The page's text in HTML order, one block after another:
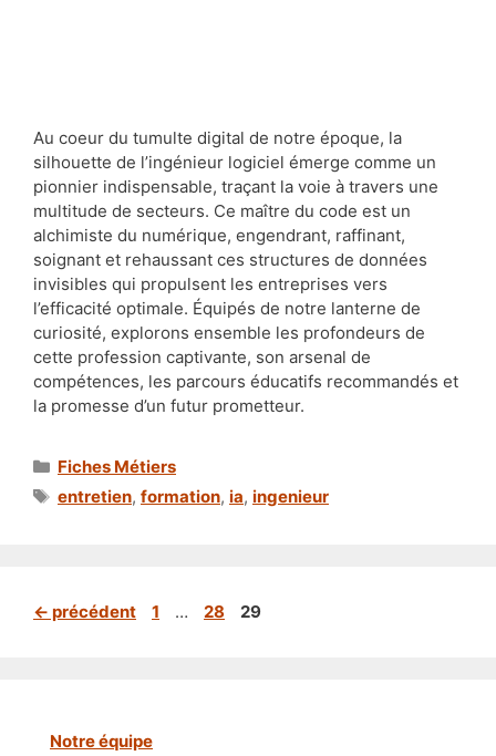
Au coeur du tumulte digital de notre époque, la
silhouette de l’ingénieur logiciel émerge comme un
pionnier indispensable, traçant la voie à travers une
multitude de secteurs. Ce maître du code est un
alchimiste du numérique, engendrant, raffinant,
soignant et rehaussant ces structures de données
invisibles qui propulsent les entreprises vers
l’efficacité optimale. Équipés de notre lanterne de
curiosité, explorons ensemble les profondeurs de
cette profession captivante, son arsenal de
compétences, les parcours éducatifs recommandés et
la promesse d’un futur prometteur.
Catégories
Fiches Métiers
Étiquettes
entretien, formation, ia, ingenieur
← précédent Page
1 … Page
28 Page
29
Notre équipe